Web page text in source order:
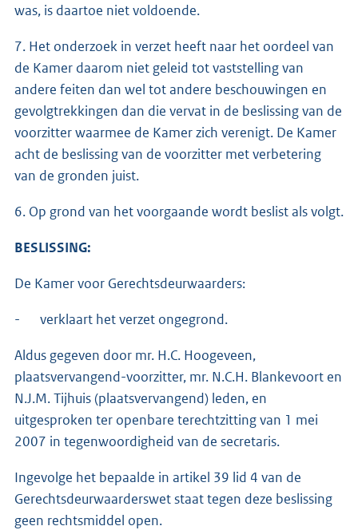
was, is daartoe niet voldoende.
7. Het onderzoek in verzet heeft naar het oordeel van
de Kamer daarom niet geleid tot vaststelling van
andere feiten dan wel tot andere beschouwingen en
gevolgtrekkingen dan die vervat in de beslissing van de
voorzitter waarmee de Kamer zich verenigt. De Kamer
acht de beslissing van de voorzitter met verbetering
van de gronden juist.
6. Op grond van het voorgaande wordt beslist als volgt.
BESLISSING:
De Kamer voor Gerechtsdeurwaarders:
- verklaart het verzet ongegrond.
Aldus gegeven door mr. H.C. Hoogeveen,
plaatsvervangend-voorzitter, mr. N.C.H. Blankevoort en
N.J.M. Tijhuis (plaatsvervangend) leden, en
uitgesproken ter openbare terechtzitting van 1 mei
2007 in tegenwoordigheid van de secretaris.
Ingevolge het bepaalde in artikel 39 lid 4 van de
Gerechtsdeurwaarderswet staat tegen deze beslissing
geen rechtsmiddel open.